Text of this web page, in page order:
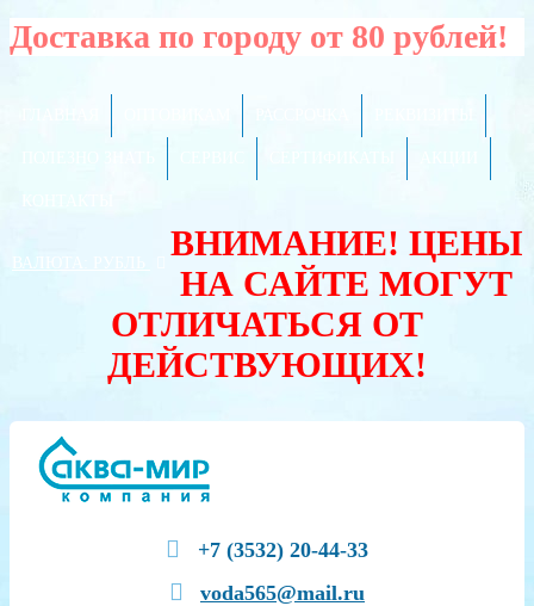
Доставка по городу от 80 рублей!
ВАЛЮТА:
ВНИМАНИЕ! ЦЕНЫ
НА САЙТЕ МОГУТ
ОТЛИЧАТЬСЯ ОТ
ДЕЙСТВУЮЩИХ!
+7 (3532) 20-44-33
voda565@mail.ru